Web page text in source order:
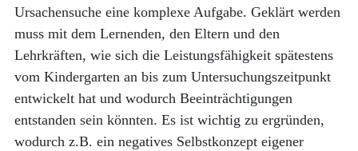
Ursachensuche eine komplexe Aufgabe. Geklärt werden
muss mit dem Lernenden, den Eltern und den
Lehrkräften, wie sich die Leistungsfähigkeit spätestens
vom Kindergarten an bis zum Untersuchungszeitpunkt
entwickelt hat und wodurch Beeinträchtigungen
entstanden sein könnten. Es ist wichtig zu ergründen,
wodurch z.B. ein negatives Selbstkonzept eigener